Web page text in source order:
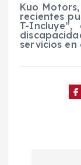
Kuo
recientes
T-
servicios en